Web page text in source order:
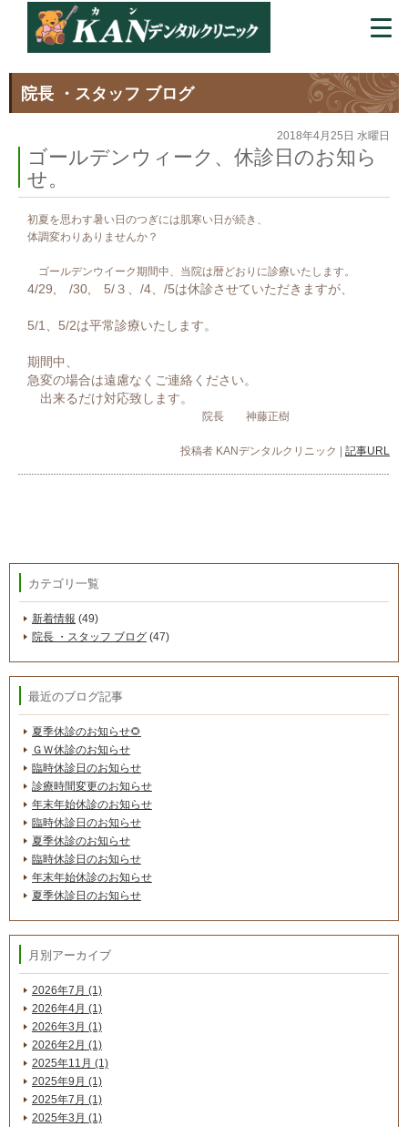
院長 ・スタッフ ブログ
2018年4月25日 水曜日
ゴールデンウィーク、休診日のお知ら
せ。
初夏を思わす暑い日のつぎには肌寒い日が続き、
体調変わりありませんか？
ゴールデンウイーク期間中、当院は暦どおりに診療いたします。
4/29, /30, 5/３、/4、/5は休診させていただきますが、
5/1、5/2は平常診療いたします。
期間中、
急変の場合は遠慮なくご連絡ください。
出来るだけ対応致します。
院長 神藤正樹
投稿者 KANデンタルクリニック 記事URL
カテゴリ一覧
新着情報 (49)
院長 ・スタッフ ブログ (47)
最近のブログ記事
夏季休診のお知らせ🌻
ＧＷ休診のお知らせ
臨時休診日のお知らせ
診療時間変更のお知らせ
年末年始休診のお知らせ
臨時休診日のお知らせ
夏季休診のお知らせ
臨時休診日のお知らせ
年末年始休診のお知らせ
夏季休診日のお知らせ
月別アーカイブ
2026年7月 (1)
2026年4月 (1)
2026年3月 (1)
2026年2月 (1)
2025年11月 (1)
2025年9月 (1)
2025年7月 (1)
2025年3月 (1)